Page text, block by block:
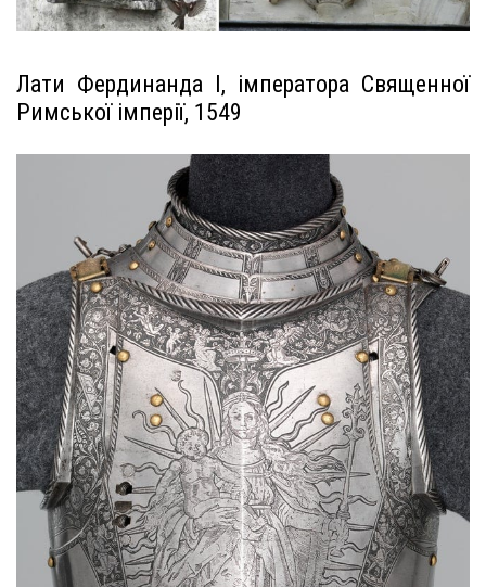
Лати Фердинанда I, імператора Священної
Римської імперії, 1549